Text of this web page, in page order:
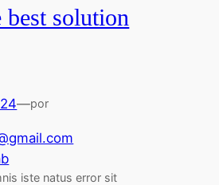
best solution
—por
iste natus error sit